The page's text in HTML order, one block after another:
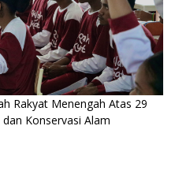
Rakyat Menengah Atas 29
Konservasi Alam